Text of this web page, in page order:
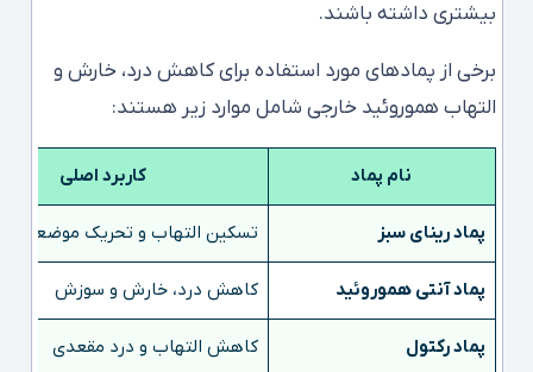
بیشتری داشته باشند.
برخی از پمادهای مورد استفاده برای کاهش درد، خارش و
التهاب هموروئید خارجی شامل موارد زیر هستند:
نام پماد کاربرد اصلی
پماد رینای سبز تسکین التهاب و تحریک موضعی
پماد آنتی هموروئید کاهش درد، خارش و سوزش
پماد رکتول کاهش التهاب و درد مقعدی